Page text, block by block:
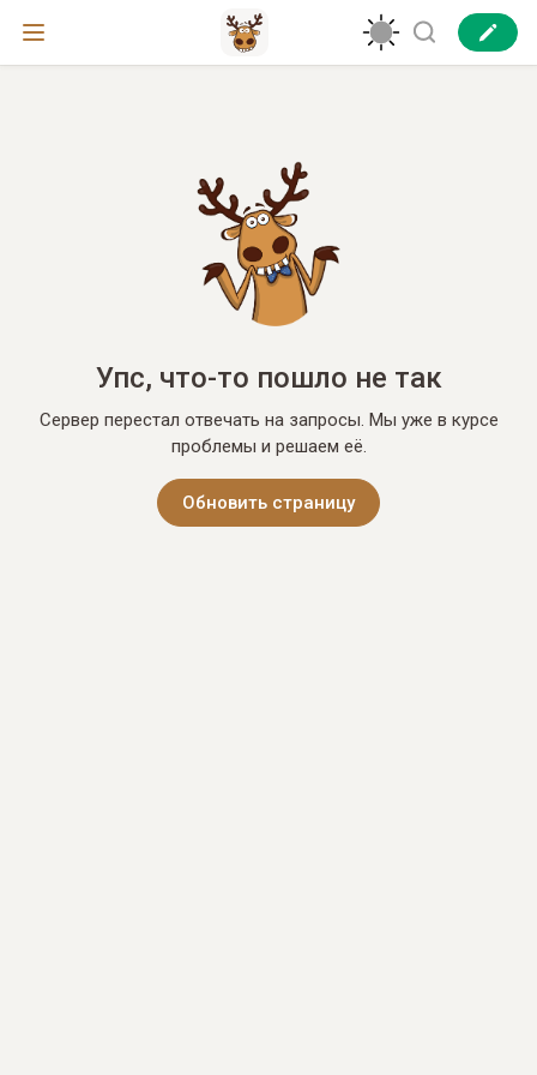
Упс, что-то пошло не так
Сервер перестал отвечать на запросы. Мы уже в курсе
проблемы и решаем её.
Обновить страницу